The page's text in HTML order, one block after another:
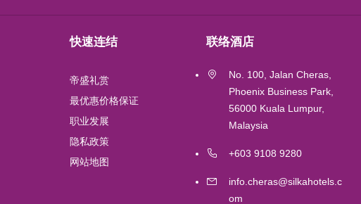
Wuhan
London
Chengdu
Lushan
快速连结
帝盛礼赏
最优惠价格保证
职业发展
隐私政策
网站地图
联络酒店
No. 100, Jalan Cheras,
Phoenix Business Park,
56000 Kuala Lumpur,
Malaysia
+603 9108 9280
info.cheras@silkahotels.c
om